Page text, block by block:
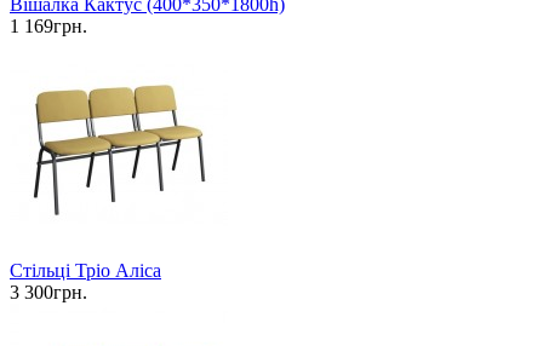
Вішалка Кактус (400*350*1800h)
1 169грн.
Стільці Тріо Аліса
3 300грн.